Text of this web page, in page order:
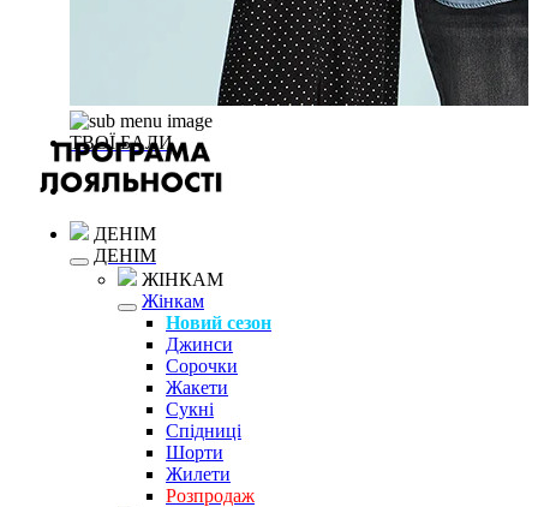
ТВОЇ БАЛИ
ДЕНІМ
ДЕНІМ
ЖІНКАМ
Жінкам
Новий сезон
Джинси
Сорочки
Жакети
Сукні
Спідниці
Шорти
Жилети
Розпродаж